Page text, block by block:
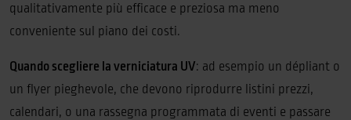
qualitativamente più efficace e preziosa ma meno
conveniente sul piano dei costi.
Quando scegliere la verniciatura UV: ad esempio un dépliant o
un flyer pieghevole, che devono riprodurre listini prezzi,
calendari, o una rassegna programmata di eventi e passare